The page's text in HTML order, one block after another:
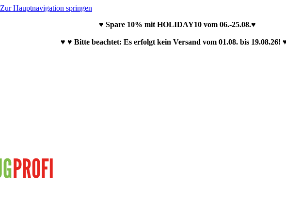
Zur Hauptnavigation springen
♥ Spare 10% mit HOLIDAY10 vom 06.-25.08.♥
♥ ♥ Bitte beachtet: Es erfolgt kein Versand vom 01.08. bis 19.08.26!